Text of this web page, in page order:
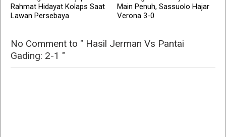
Rahmat Hidayat Kolaps Saat
Lawan Persebaya
Main Penuh, Sassuolo Hajar
Verona 3-0
No Comment to " Hasil Jerman Vs Pantai
Gading: 2-1 "